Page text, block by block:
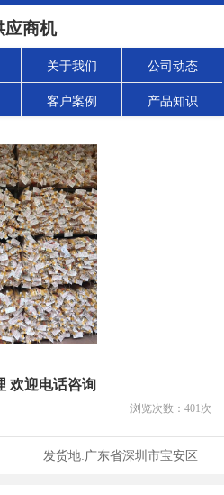
应商机
关于我们 公司动态
客户案例 产品知识
欢迎电话咨询
浏览次数： 401次
发货地:广东省深圳市宝安区